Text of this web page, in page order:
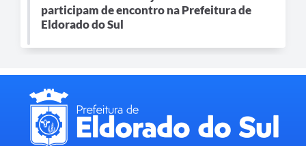
participam de encontro na Prefeitura de
Eldorado do Sul